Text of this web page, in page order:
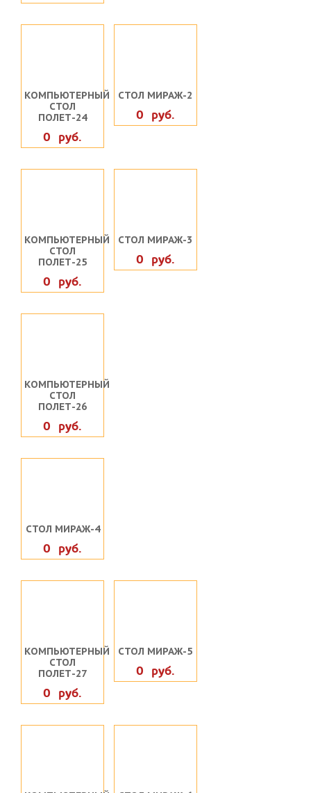
КОМПЬЮТЕРНЫЙ
СТОЛ
ПОЛЕТ-24
0 руб.
СТОЛ МИРАЖ-2
0 руб.
КОМПЬЮТЕРНЫЙ
СТОЛ
ПОЛЕТ-25
0 руб.
СТОЛ МИРАЖ-3
0 руб.
КОМПЬЮТЕРНЫЙ
СТОЛ
ПОЛЕТ-26
0 руб.
СТОЛ МИРАЖ-4
0 руб.
КОМПЬЮТЕРНЫЙ
СТОЛ
ПОЛЕТ-27
0 руб.
СТОЛ МИРАЖ-5
0 руб.